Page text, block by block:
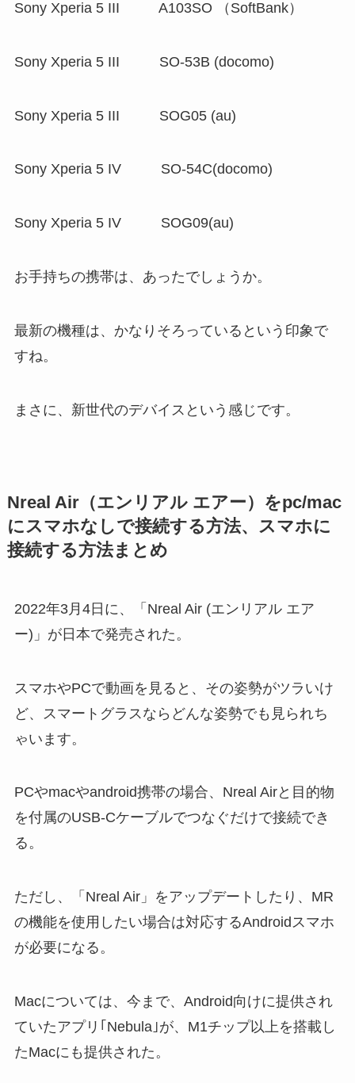
Sony Xperia 5 III A103SO （SoftBank）
Sony Xperia 5 III SO-53B (docomo)
Sony Xperia 5 III SOG05 (au)
Sony Xperia 5 IV SO-54C(docomo)
Sony Xperia 5 IV SOG09(au)
お手持ちの携帯は、あったでしょうか。
最新の機種は、かなりそろっているという印象で
すね。
まさに、新世代のデバイスという感じです。
Nreal Air（エンリアル エアー）をpc/mac
にスマホなしで接続する方法、スマホに
接続する方法まとめ
2022年3月4日に、「Nreal Air (エンリアル エア
ー)」が日本で発売された。
スマホやPCで動画を見ると、その姿勢がツラいけ
ど、スマートグラスならどんな姿勢でも見られち
ゃいます。
PCやmacやandroid携帯の場合、Nreal Airと目的物
を付属のUSB-Cケーブルでつなぐだけで接続でき
る。
ただし、「Nreal Air」をアップデートしたり、MR
の機能を使用したい場合は対応するAndroidスマホ
が必要になる。
Macについては、今まで、Android向けに提供され
ていたアプリ｢Nebula｣が、M1チップ以上を搭載し
たMacにも提供された。